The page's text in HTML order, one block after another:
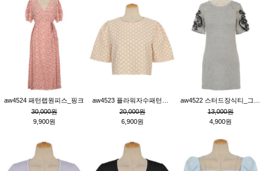
aw4524 패턴랩원피스_핑크
30,000원
9,900원
20,000원
6,900원
13,000원
4,900원